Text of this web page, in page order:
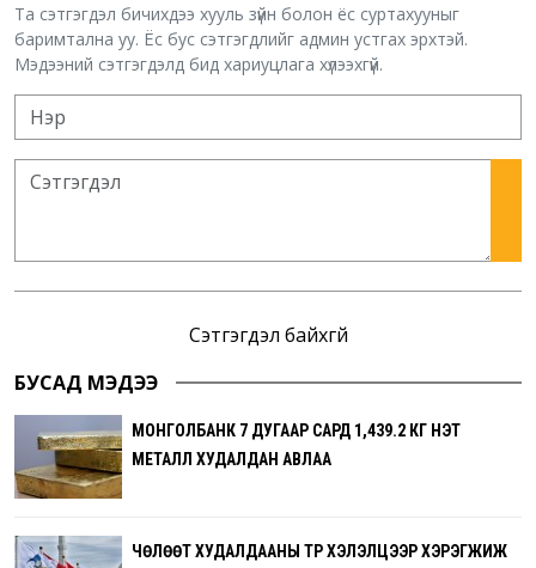
Та сэтгэгдэл бичихдээ хууль зүйн болон ёс суртахууныг
баримтална уу. Ёс бус сэтгэгдлийг админ устгах эрхтэй.
Мэдээний сэтгэгдэлд бид хариуцлага хүлээхгүй.
Сэтгэгдэл байхгүй
БУСАД МЭДЭЭ
МОНГОЛБАНК 7 ДУГААР САРД 1,439.2 КГ ҮНЭТ
МЕТАЛЛ ХУДАЛДАН АВЛАА
ЧӨЛӨӨТ ХУДАЛДААНЫ ТҮР ХЭЛЭЛЦЭЭР ХЭРЭГЖИЖ